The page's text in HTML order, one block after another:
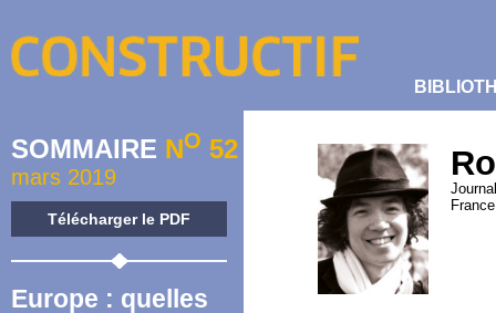
SOMMAIRE NO 52
mars 2019
Télécharger le PDF
Europe : quelles